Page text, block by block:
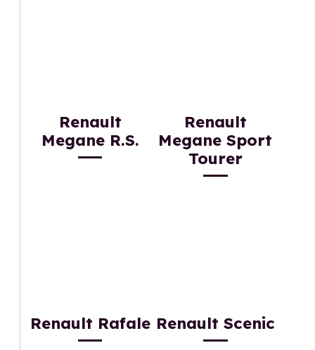
Renault
Megane R.S.
Renault
Megane Sport
Tourer
Renault Rafale Renault Scenic